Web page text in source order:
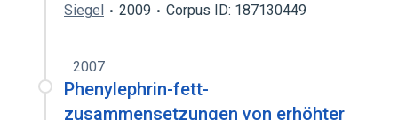
Siegel
2009 Corpus ID: 187130449
2007
Phenylephrin-fett-
zusammensetzungen von erhöhter